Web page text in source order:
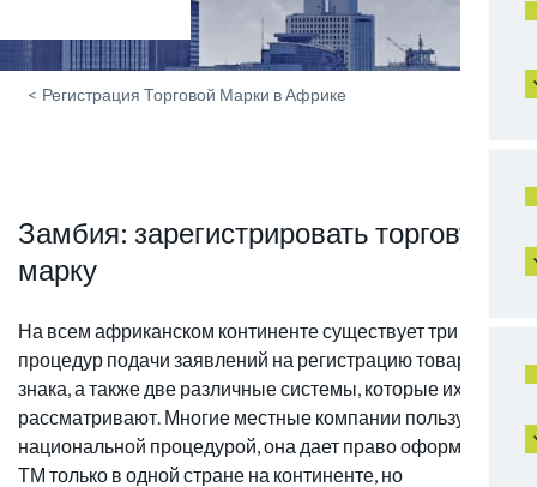
< Регистрация Торговой Марки в Африке
Замбия: зарегистрировать торговую
марку
На всем африканском континенте существует три вида
процедур подачи заявлений на регистрацию товарного
знака, а также две различные системы, которые их
рассматривают. Многие местные компании пользуются
национальной процедурой, она дает право оформления
ТМ только в одной стране на континенте, но